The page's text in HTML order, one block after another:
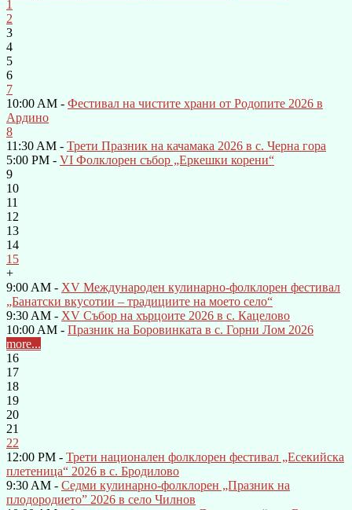
1
2
3
4
5
6
7
10:00 AM - Фестивал на чистите храни от Родопите 2026 в
Ардино
8
11:30 AM - Трети Празник на качамака 2026 в с. Черна гора
5:00 PM - VI Фолклорен събор „Еркешки корени“
9
10
11
12
13
14
15
+
9:00 AM - XV Международен кулинарно-фолклорен фестивал
„Банатски вкусотии – традициите на моето село“
9:30 AM - XV Събор на хърцоите 2026 в с. Кацелово
10:00 AM - Празник на Боровинката в с. Горни Лом 2026
more...
16
17
18
19
20
21
22
12:00 PM - Трети национален фолклорен фестивал „Есекийска
плетеница“ 2026 в с. Бродилово
9:30 AM - Седми кулинарно-фолклорен „Празник на
плодородието” 2026 в село Чилнов